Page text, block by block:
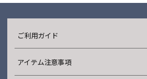
ご利用ガイド
アイテム注意事項